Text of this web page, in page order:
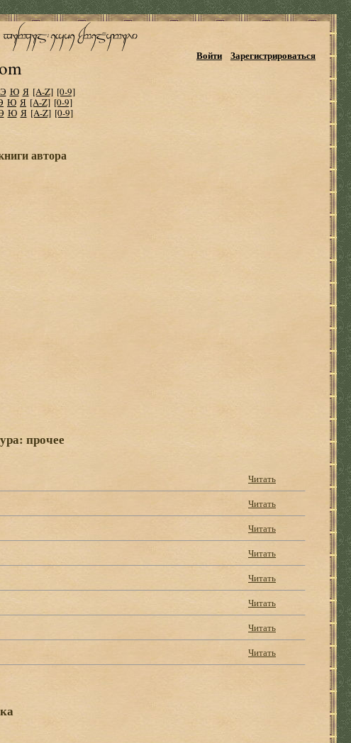
Войти Зарегистрироваться
Э Ю Я [A-Z] [0-9]
Ю Я [A-Z] [0-9]
Ю Я [A-Z] [0-9]
автора
прочее
Читать
Читать
Читать
Читать
Читать
Читать
Читать
Читать